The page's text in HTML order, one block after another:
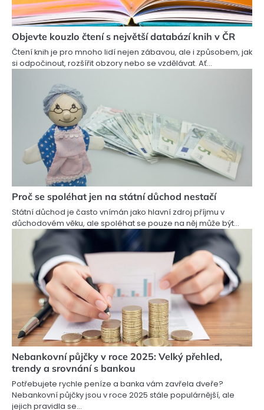
Objevte kouzlo čtení s největší databází knih v ČR
Čtení knih je pro mnoho lidí nejen zábavou, ale i způsobem, jak
si odpočinout, rozšířit obzory nebo se vzdělávat. Ať…
Proč se spoléhat jen na státní důchod nestačí
Státní důchod je často vnímán jako hlavní zdroj příjmu v
důchodovém věku, ale spoléhat se pouze na něj může být…
Nebankovní půjčky v roce 2025: Velký přehled,
trendy a srovnání s bankou
Potřebujete rychle peníze a banka vám zavřela dveře?
Nebankovní půjčky jsou v roce 2025 stále populárnější, ale
jejich pravidla se…